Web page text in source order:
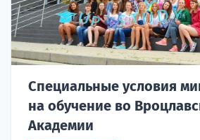
Специальные условия
на обучение во
Академии